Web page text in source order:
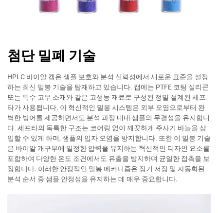
첨단 밀폐 기술
HPLC 바이알 캡은 샘플 보호와 분석 신뢰성에서 새로운 표준을 설정
하는 최신 밀봉 기술을 탑재하고 있습니다. 캡에는 PTFE 코팅 실리콘
또는 특수 고무 소재와 같은 고성능 재료로 구성된 정밀 설계된 세프
타가 사용됩니다. 이 혁신적인 밀봉 시스템은 외부 오염으로부터 완
벽한 방어를 제공하면서도 분석 과정 내내 샘플의 무결성을 유지합니
다. 세프타의 독특한 구조는 코어링 없이 깨끗하게 주사기 바늘을 삽
입할 수 있게 하며, 샘플의 입자 오염을 방지합니다. 또한 이 밀봉 기술
은 바이알 개구부에 일정한 압력을 유지하는 혁신적인 디자인 요소를
포함하여 다양한 온도 조건에서도 유출을 방지하며 균일한 접촉을 보
장합니다. 이러한 안정적인 밀봉 메커니즘은 장기 저장 및 자동화된
분석 순서 중 샘플 안정성을 유지하는 데 매우 중요합니다.